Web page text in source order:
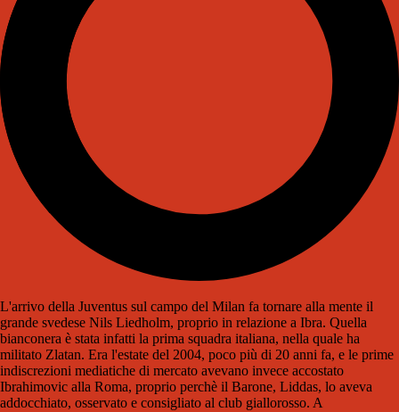
L'arrivo della Juventus sul campo del Milan fa tornare alla mente il
grande svedese Nils Liedholm, proprio in relazione a Ibra. Quella
bianconera è stata infatti la prima squadra italiana, nella quale ha
militato Zlatan. Era l'estate del 2004, poco più di 20 anni fa, e le prime
indiscrezioni mediatiche di mercato avevano invece accostato
Ibrahimovic alla Roma, proprio perchè il Barone, Liddas, lo aveva
addocchiato, osservato e consigliato al club giallorosso. A